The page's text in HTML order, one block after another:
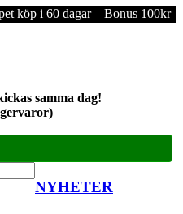
köp i 60 dagar Bonus 100kr
samma dag!
NYHETER